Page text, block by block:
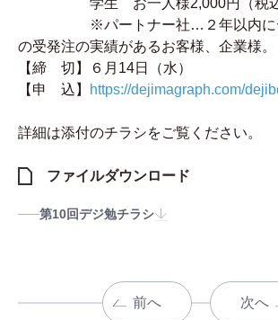
学生 お一人様2,000円（税込
※パートナー社…２年以内にデ
の受発注の実績があるお客様、企業様。
【締 切】６月14日（水）
【申 込】
https://dejimagraph.com/
詳細は添付のチラシをご覧ください。
ファイルダウンロード
第10回デジ勉チラシ
前へ 次へ